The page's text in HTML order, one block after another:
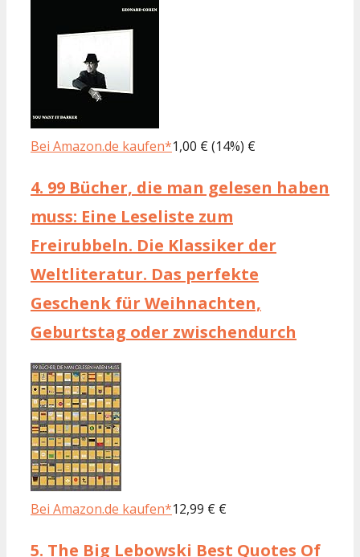
Bei Amazon.de kaufen*1,00 € (14%) €
4. 99 Bücher, die man gelesen haben
muss: Eine Leseliste zum
Freirubbeln. Die Klassiker der
Weltliteratur. Das perfekte
Geschenk für Weihnachten,
Geburtstag oder zwischendurch
Bei Amazon.de kaufen*12,99 € €
5. The Big Lebowski Best Quotes Of